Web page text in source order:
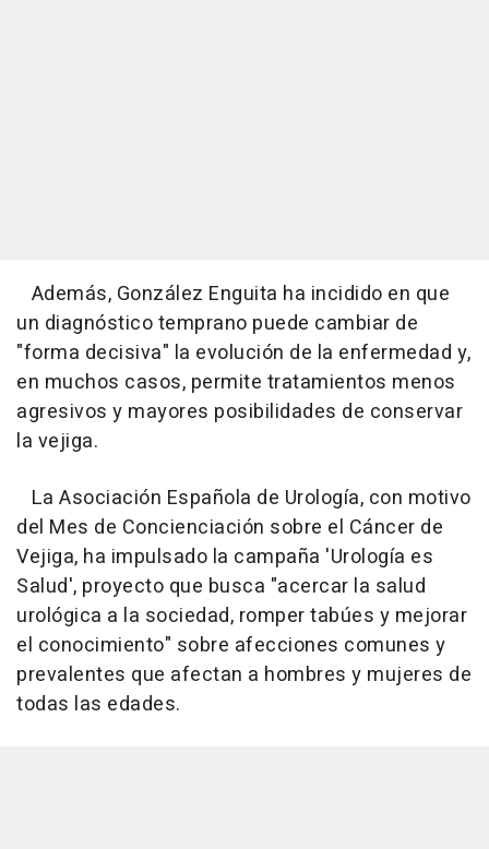
Además, González Enguita ha incidido en que
un diagnóstico temprano puede cambiar de
"forma decisiva" la evolución de la enfermedad y,
en muchos casos, permite tratamientos menos
agresivos y mayores posibilidades de conservar
la vejiga.
La Asociación Española de Urología, con motivo
del Mes de Concienciación sobre el Cáncer de
Vejiga, ha impulsado la campaña 'Urología es
Salud', proyecto que busca "acercar la salud
urológica a la sociedad, romper tabúes y mejorar
el conocimiento" sobre afecciones comunes y
prevalentes que afectan a hombres y mujeres de
todas las edades.